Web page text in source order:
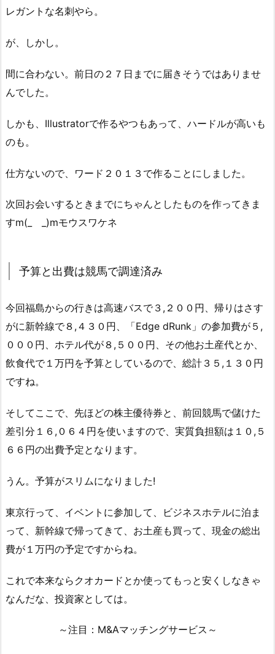
レガントな名刺やら。
が、しかし。
間に合わない。前日の２７日までに届きそうではありませ
んでした。
しかも、Illustratorで作るやつもあって、ハードルが高いも
のも。
仕方ないので、ワード２０１３で作ることにしました。
次回お会いするときまでにちゃんとしたものを作ってきま
すm(_ _)mモウスワケネ
予算と出費は競馬で調達済み
今回福島からの行きは高速バスで３,２００円、帰りはさす
がに新幹線で８,４３０円、「Edge dRunk」の参加費が５,
０００円、ホテル代が８,５００円、その他お土産代とか、
飲食代で１万円を予算としているので、総計３５,１３０円
ですね。
そしてここで、先ほどの株主優待券と、前回競馬で儲けた
差引分１６,０６４円を使いますので、実質負担額は１０,５
６６円の出費予定となります。
うん。予算がスリムになりました!
東京行って、イベントに参加して、ビジネスホテルに泊ま
って、新幹線で帰ってきて、お土産も買って、現金の総出
費が１万円の予定ですからね。
これで本来ならクオカードとか使ってもっと安くしなきゃ
なんだな、投資家としては。
～注目：M&Aマッチングサービス～